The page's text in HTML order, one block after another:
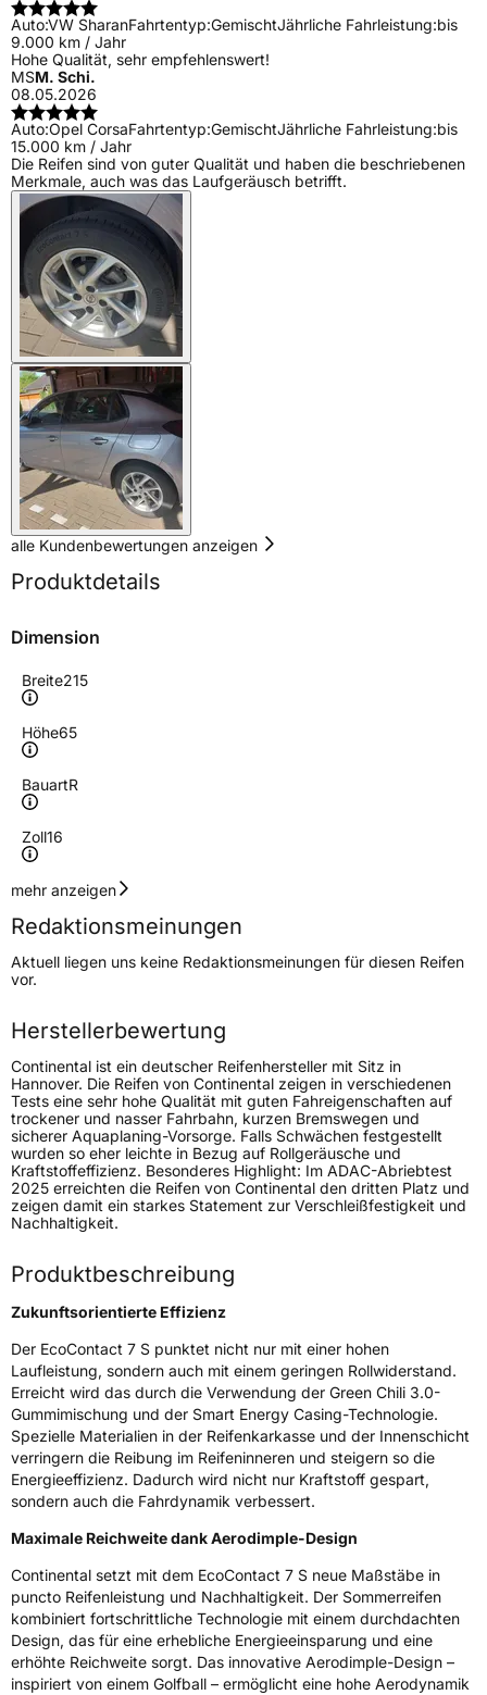
Auto:VW SharanFahrtentyp:GemischtJährliche Fahrleistung:bis
9.000 km / Jahr
Hohe Qualität, sehr empfehlenswert!
MSM. Schi.
08.05.2026
Auto:Opel CorsaFahrtentyp:GemischtJährliche Fahrleistung:bis
15.000 km / Jahr
Die Reifen sind von guter Qualität und haben die beschriebenen
Merkmale, auch was das Laufgeräusch betrifft.
alle Kundenbewertungen anzeigen
Produktdetails
Dimension
Breite215
Höhe65
BauartR
Zoll16
Geschwindigkeitsindex
Höchstgeschwindigkeit
210 km/h
Lastindex102
Höchstlast850 kg
Gewicht (in kg) 9,400 kg
Generelle Merkmale
FahrzeugtypPKW
VerwendungSommerreifen
ModellnameEcoContact 7 S
Weitere Eigenschaften
SchlauchtypTL
ZustandNeureifen
Verstärkt XL
Elektro Ja
EU Label
EffizienzA
mehr anzeigen
Redaktionsmeinungen
Aktuell liegen uns keine Redaktionsmeinungen für diesen Reifen
vor.
Herstellerbewertung
Continental ist ein deutscher Reifenhersteller mit Sitz in
Hannover. Die Reifen von Continental zeigen in verschiedenen
Tests eine sehr hohe Qualität mit guten Fahreigenschaften auf
trockener und nasser Fahrbahn, kurzen Bremswegen und
sicherer Aquaplaning-Vorsorge. Falls Schwächen festgestellt
wurden so eher leichte in Bezug auf Rollgeräusche und
Kraftstoffeffizienz. Besonderes Highlight: Im ADAC-Abriebtest
2025 erreichten die Reifen von Continental den dritten Platz und
zeigen damit ein starkes Statement zur Verschleißfestigkeit und
Nachhaltigkeit.
Produktbeschreibung
Zukunftsorientierte Effizienz
Der EcoContact 7 S punktet nicht nur mit einer hohen
Laufleistung, sondern auch mit einem geringen Rollwiderstand.
Erreicht wird das durch die Verwendung der Green Chili 3.0-
Gummimischung und der Smart Energy Casing-Technologie.
Spezielle Materialien in der Reifenkarkasse und der Innenschicht
verringern die Reibung im Reifeninneren und steigern so die
Energieeffizienz. Dadurch wird nicht nur Kraftstoff gespart,
sondern auch die Fahrdynamik verbessert.
Maximale Reichweite dank Aerodimple-Design
Continental setzt mit dem EcoContact 7 S neue Maßstäbe in
puncto Reifenleistung und Nachhaltigkeit. Der Sommerreifen
kombiniert fortschrittliche Technologie mit einem durchdachten
Design, das für eine erhebliche Energieeinsparung und eine
erhöhte Reichweite sorgt. Das innovative Aerodimple-Design –
inspiriert von einem Golfball – ermöglicht eine hohe Aerodynamik